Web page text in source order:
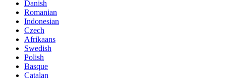
Danish
Romanian
Indonesian
Czech
Afrikaans
Swedish
Polish
Basque
Catalan